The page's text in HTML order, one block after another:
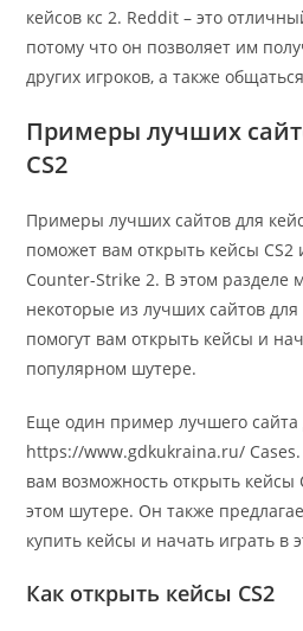
кейсов кс 2. Reddit – это
потому что он позволяет им
других игроков, а также
Примеры лучших
CS2
Примеры лучших сайтов для
поможет вам открыть кейсы CS2
Counter-Strike 2. В этом разделе
некоторые из лучших сайтов для
помогут вам открыть кейсы и
популярном шутере.
Еще один пример лучшего сайта
https://www.gdkukraina.ru/ Cases.
вам возможность открыть кейсы
этом шутере. Он также
купить кейсы и начать играть в
Как открыть кейсы CS2